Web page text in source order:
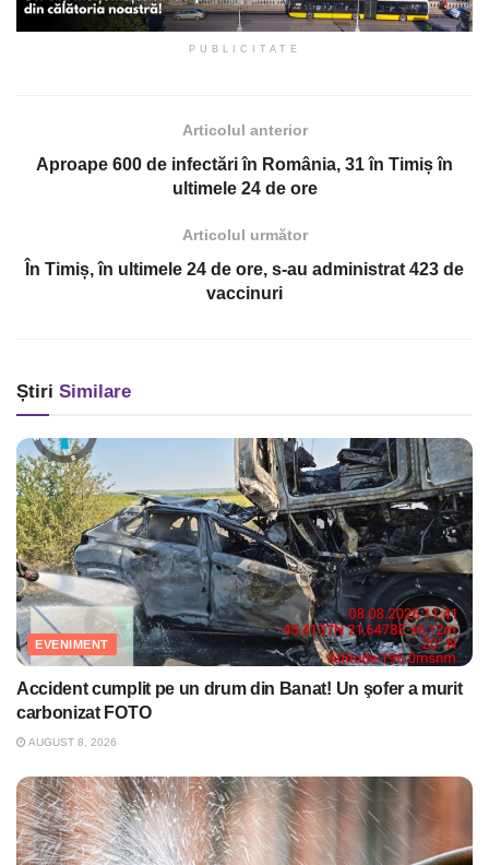
PUBLICITATE
Articolul anterior
Aproape 600 de infectări în România, 31 în Timiș în
ultimele 24 de ore
Articolul următor
În Timiș, în ultimele 24 de ore, s-au administrat 423 de
vaccinuri
Știri Similare
EVENIMENT
Accident cumplit pe un drum din Banat! Un şofer a murit
carbonizat FOTO
AUGUST 8, 2026